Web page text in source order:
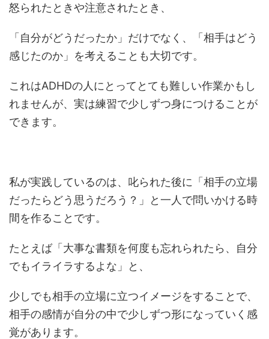
怒られたときや注意されたとき、
「自分がどうだったか」だけでなく、「相手はどう
感じたのか」を考えることも大切です。
これはADHDの人にとってとても難しい作業かもし
れませんが、実は練習で少しずつ身につけることが
できます。
私が実践しているのは、叱られた後に「相手の立場
だったらどう思うだろう？」と一人で問いかける時
間を作ることです。
たとえば「大事な書類を何度も忘れられたら、自分
でもイライラするよな」と、
少しでも相手の立場に立つイメージをすることで、
相手の感情が自分の中で少しずつ形になっていく感
覚があります。